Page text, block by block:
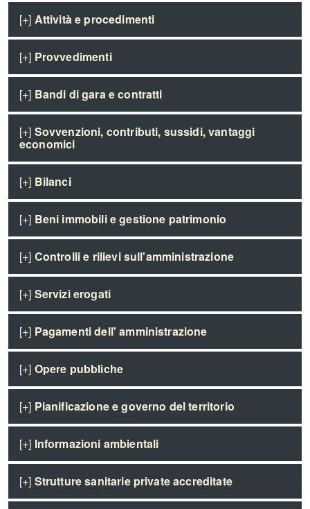
[+] Attività e procedimenti
[+] Provvedimenti
[+] Bandi di gara e contratti
[+] Sovvenzioni, contributi, sussidi, vantaggi
economici
[+] Bilanci
[+] Beni immobili e gestione patrimonio
[+] Controlli e rilievi sull'amministrazione
[+] Servizi erogati
[+] Pagamenti dell' amministrazione
[+] Opere pubbliche
[+] Pianificazione e governo del territorio
[+] Informazioni ambientali
[+] Strutture sanitarie private accreditate